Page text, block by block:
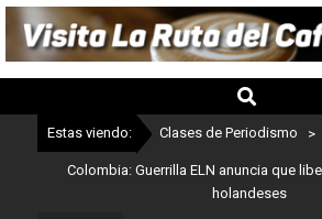
DE
PERIODISMO
Estas viendo: Clases de Periodismo >
Colombia: Guerrilla ELN anuncia que
holandeses